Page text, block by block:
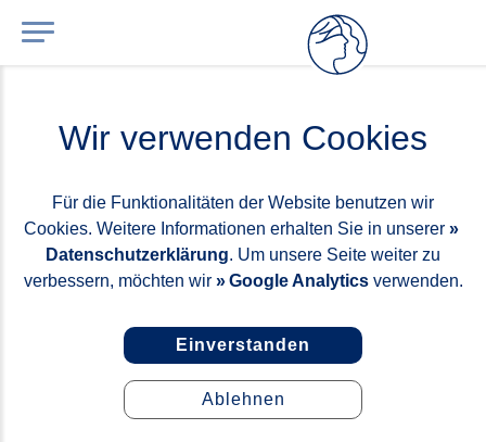
Wir verwenden Cookies
Für die Funktionalitäten der Website benutzen wir
Cookies. Weitere Informationen erhalten Sie in unserer
Datenschutzerklärung. Um unsere Seite weiter zu
verbessern, möchten wir
Google Analyticsverwenden.
Einverstanden
Ablehnen